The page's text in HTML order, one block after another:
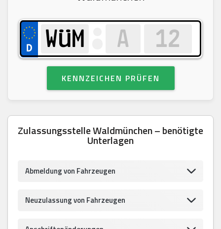
KENNZEICHEN PRÜFEN
Zulassungsstelle Waldmünchen – benötigte
Unterlagen
Abmeldung von Fahrzeugen
Neuzulassung von Fahrzeugen